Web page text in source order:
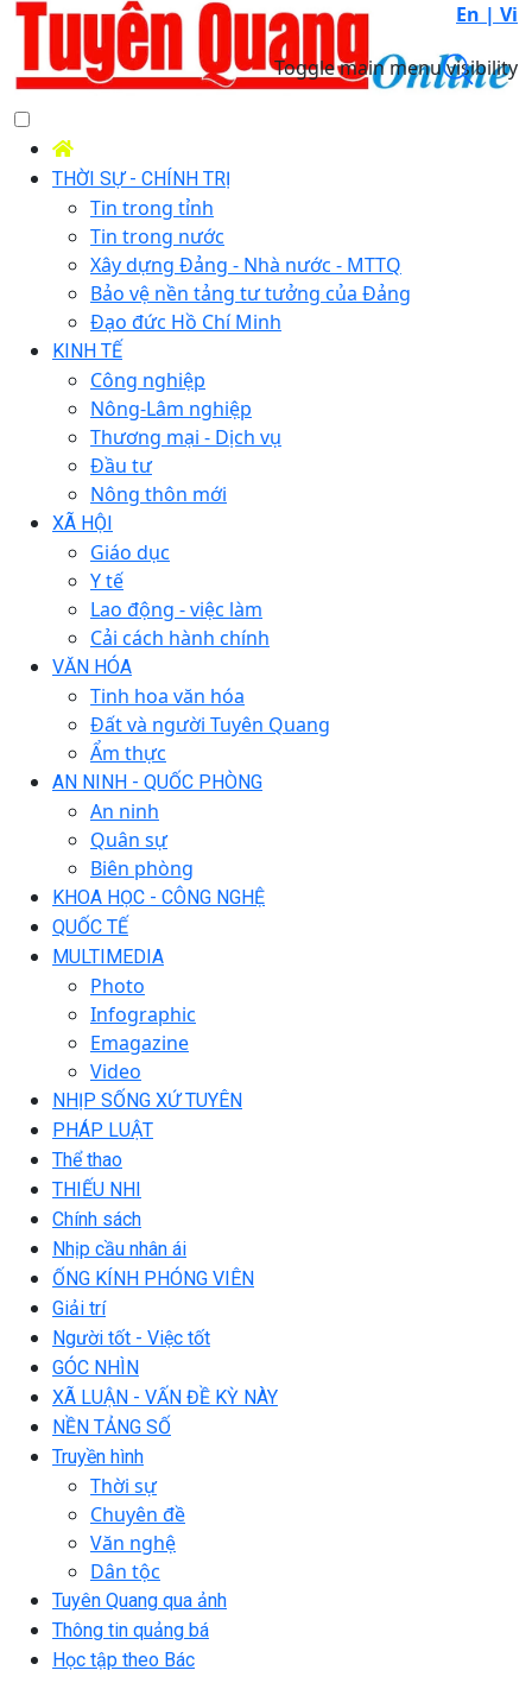
En | Vi
Toggle main menu visibility
THỜI SỰ - CHÍNH TRỊ
Tin trong tỉnh
Tin trong nước
Xây dựng Đảng - Nhà nước - MTTQ
Bảo vệ nền tảng tư tưởng của Đảng
Đạo đức Hồ Chí Minh
KINH TẾ
Công nghiệp
Nông-Lâm nghiệp
Thương mại - Dịch vụ
Đầu tư
Nông thôn mới
XÃ HỘI
Giáo dục
Y tế
Lao động - việc làm
Cải cách hành chính
VĂN HÓA
Tinh hoa văn hóa
Đất và người Tuyên Quang
Ẩm thực
AN NINH - QUỐC PHÒNG
An ninh
Quân sự
Biên phòng
KHOA HỌC - CÔNG NGHỆ
QUỐC TẾ
MULTIMEDIA
Photo
Infographic
Emagazine
Video
NHỊP SỐNG XỨ TUYÊN
PHÁP LUẬT
Thể thao
THIẾU NHI
Chính sách
Nhịp cầu nhân ái
ỐNG KÍNH PHÓNG VIÊN
Giải trí
Người tốt - Việc tốt
GÓC NHÌN
XÃ LUẬN - VẤN ĐỀ KỲ NÀY
NỀN TẢNG SỐ
Truyền hình
Thời sự
Chuyên đề
Văn nghệ
Dân tộc
Tuyên Quang qua ảnh
Thông tin quảng bá
Học tập theo Bác